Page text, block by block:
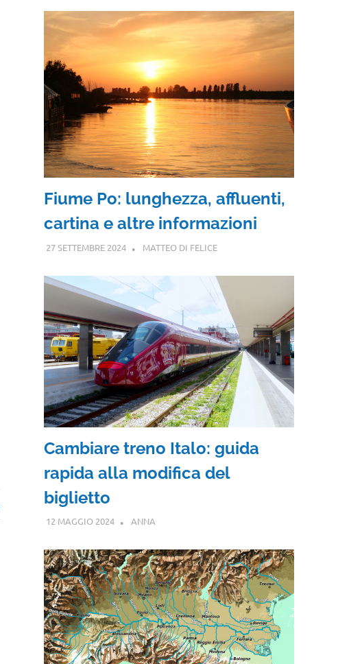
Fiume Po: lunghezza, affluenti,
cartina e altre informazioni
27 SETTEMBRE 2024 MATTEO DI FELICE
Cambiare treno Italo: guida
rapida alla modifica del
biglietto
12 MAGGIO 2024 ANNA